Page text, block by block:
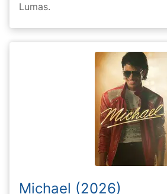
Lumas.
Michael (2026)